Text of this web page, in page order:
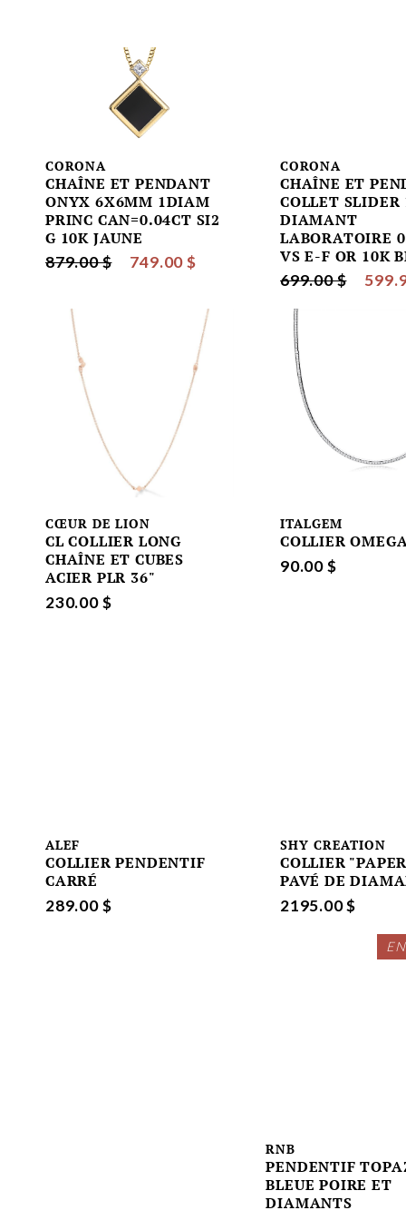
CORONA
CHAÎNE ET PENDANT
ONYX 6X6MM 1DIAM
PRINC CAN=0.04CT SI2
G 10K JAUNE
879.00 $ 749.00 $
CORONA
CHAÎNE ET
COLLET SLIDER
DIAMANT
LABORATOIRE
VS E-F OR 10K
699.00 $
CŒUR DE LION
CL COLLIER LONG
CHAÎNE ET CUBES
ACIER PLR 36"
230.00 $
ITALGEM
COLLIER
90.00 $
ALEF
COLLIER PENDENTIF
CARRÉ
289.00 $
SHY CREATION
COLLIER
PAVÉ DE
2195.00 $
RNB
PENDENTIF
BLEUE POIRE ET
DIAMANTS